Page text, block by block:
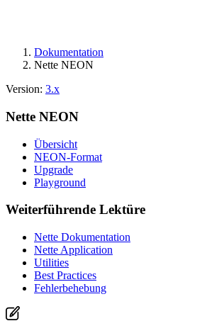
Dokumentation
Nette NEON
Version: 3.x
Nette NEON
Übersicht
NEON-Format
Upgrade
Playground
Weiterführende Lektüre
Nette Dokumentation
Nette Application
Utilities
Best Practices
Fehlerbehebung